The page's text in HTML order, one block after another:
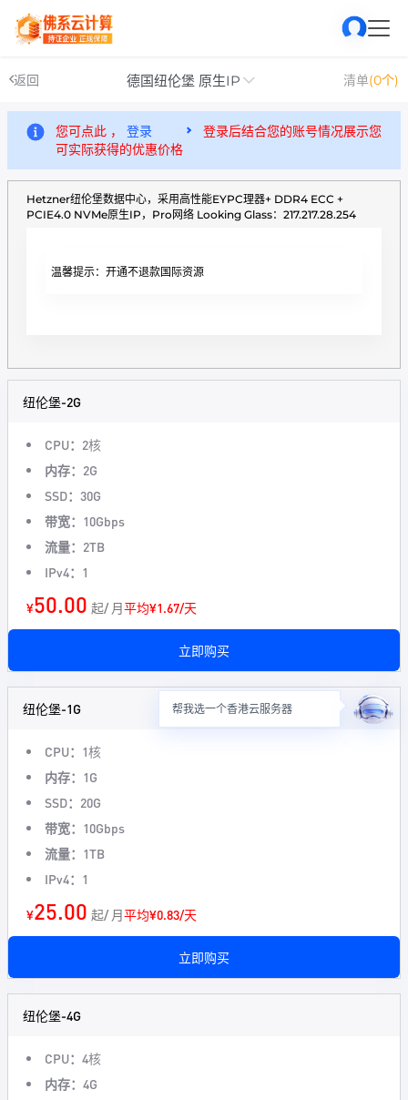
返回 德国纽伦堡 原生IP 清单(0个)
您可点此 ， 登录
登录后结合您的账号情况展示您
可实际获得的优惠价格
Hetzner纽伦堡数据中心，采用高性能EYPC理器+ DDR4 ECC +
PCIE4.0 NVMe原生IP，Pro网络 Looking Glass：217.217.28.254
温馨提示：开通不退款国际资源
纽伦堡-2G
CPU： 2核
内存： 2G
SSD： 30G
带宽： 10Gbps
流量： 2TB
IPv4： 1
¥50.00 起/ 月平均¥1.67/天
立即购买
纽伦堡-1G
CPU： 1核
内存： 1G
SSD： 20G
带宽： 10Gbps
流量： 1TB
IPv4： 1
¥25.00 起/ 月平均¥0.83/天
立即购买
纽伦堡-4G
CPU： 4核
内存： 4G
帮我选一个香港云服务器